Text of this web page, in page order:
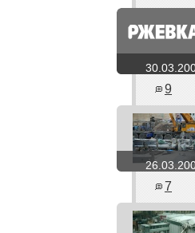
9
7